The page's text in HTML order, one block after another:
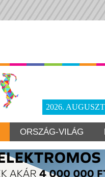
2026.
ORSZÁG-VILÁG